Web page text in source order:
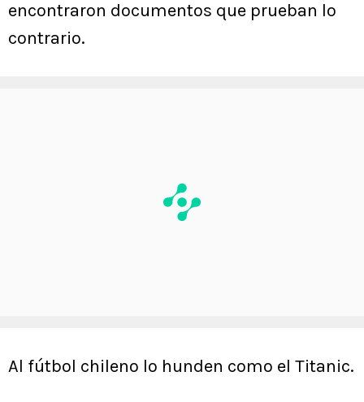
encontraron documentos que prueban lo
contrario.
Al fútbol chileno lo hunden como el Titanic.